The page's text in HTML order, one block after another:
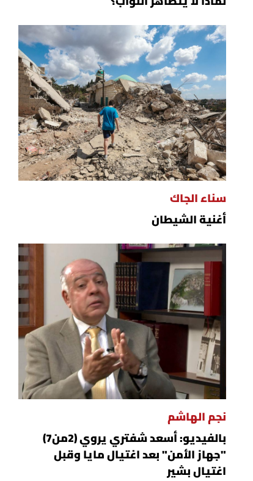
سناء الجاك
أغنية الشيطان
نجم الهاشم
بالفيديو: أسعد شفتري يروي (2من7)
"جهاز الأمن" بعد اغتيال مايا وقبل
اغتيال بشير